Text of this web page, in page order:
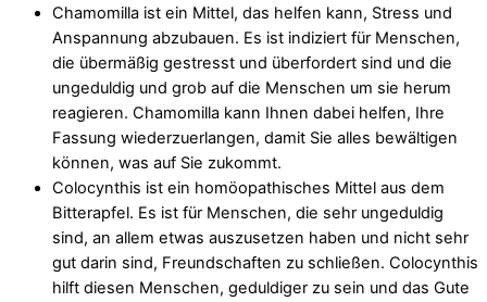
Chamomilla ist ein Mittel, das helfen kann, Stress und
Anspannung abzubauen. Es ist indiziert für Menschen,
die übermäßig gestresst und überfordert sind und die
ungeduldig und grob auf die Menschen um sie herum
reagieren. Chamomilla kann Ihnen dabei helfen, Ihre
Fassung wiederzuerlangen, damit Sie alles bewältigen
können, was auf Sie zukommt.
Colocynthis ist ein homöopathisches Mittel aus dem
Bitterapfel. Es ist für Menschen, die sehr ungeduldig
sind, an allem etwas auszusetzen haben und nicht sehr
gut darin sind, Freundschaften zu schließen. Colocynthis
hilft diesen Menschen, geduldiger zu sein und das Gute